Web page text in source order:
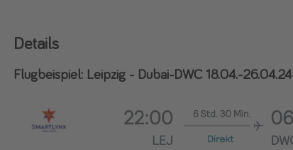
Details
Flugbeispiel: Leipzig - Dubai-DWC 18.04.-26.04.24